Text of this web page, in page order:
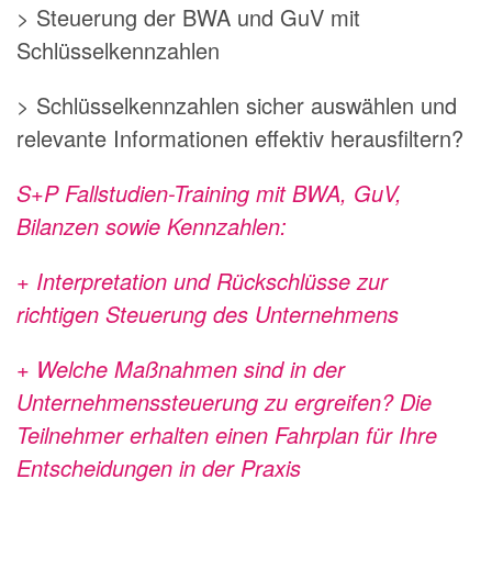
> Steuerung der BWA und GuV mit
Schlüsselkennzahlen
> Schlüsselkennzahlen sicher auswählen und
relevante Informationen effektiv herausfiltern?
S+P Fallstudien-Training mit BWA, GuV,
Bilanzen sowie Kennzahlen:
+ Interpretation und Rückschlüssezur
richtigen Steuerung des Unternehmens
+ Welche Maßnahmen sind in der
Unternehmenssteuerung zu ergreifen?Die
Teilnehmer erhalten einen Fahrplan für Ihre
Entscheidungen in der Praxis